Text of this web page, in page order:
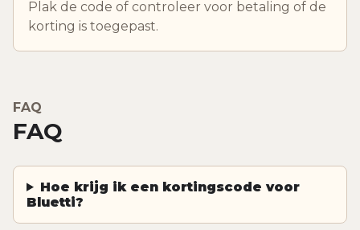
Plak de code of controleer voor betaling of de
korting is toegepast.
FAQ
FAQ
Hoe krijg ik een kortingscode voor
Bluetti?